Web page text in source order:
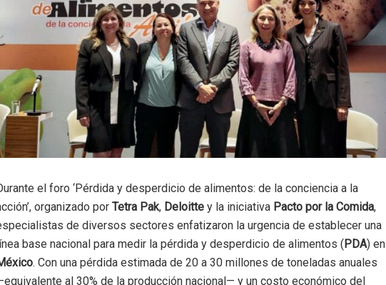
el foro ‘Pérdida y desperdicio de alimentos: de la conciencia a la
organizado por Tetra Pak, Deloitte y la iniciativa Pacto por la Comida,
de diversos sectores enfatizaron la urgencia de establecer una
base nacional para medir la pérdida y desperdicio de alimentos (PDA) en
. Con una pérdida estimada de 20 a 30 millones de toneladas anuales
al 30% de la producción nacional— y un costo económico del